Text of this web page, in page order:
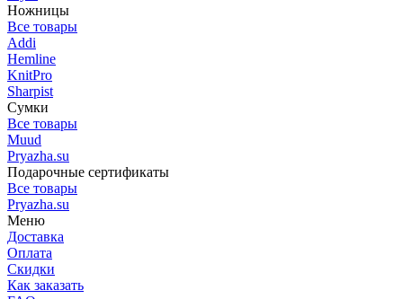
Ножницы
Все товары
Addi
Hemline
KnitPro
Sharpist
Сумки
Все товары
Muud
Pryazha.su
Подарочные сертификаты
Все товары
Pryazha.su
Меню
Доставка
Оплата
Скидки
Как заказать